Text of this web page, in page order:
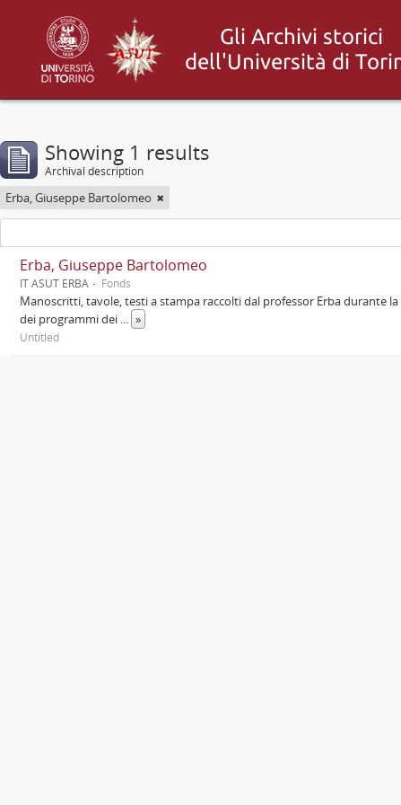
Showing 1 results
Archival description
Erba, Giuseppe Bartolomeo
Erba, Giuseppe Bartolomeo
IT ASUT ERBA Fonds
Manoscritti, tavole, testi a stampa raccolti dal professor Erba durante
dei programmi dei ... »
Untitled